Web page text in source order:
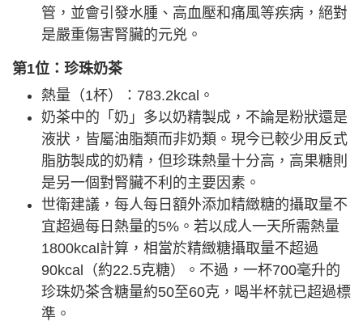
管，並會引發水腫、高血壓和痛風等疾病，絕對
是嚴重傷害腎臟的元兇。
第1位：珍珠奶茶
熱量（1杯）：783.2kcal。
奶茶中的「奶」多以奶精製成，不論是粉狀還是
液狀，皆屬油脂類而非奶類。現今已較少用反式
脂肪製成的奶精，但珍珠熱量十分高，高果糖則
是另一個對腎臟不利的主要因素。
世衛建議，每人每日額外添加精緻糖的攝取量不
宜超過每日熱量的5%。若以成人一天所需熱量
1800kcal計算，相當於精緻糖攝取量不超過
90kcal（約22.5克糖）。不過，一杯700毫升的
珍珠奶茶含糖量約50至60克，喝半杯就已超過標
準。